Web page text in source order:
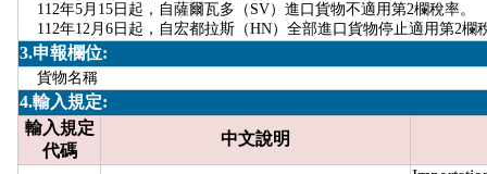
112年5月15日起，自薩爾瓦多（SV）進口貨物不適用第2欄稅率。
112年12月6日起，自宏都拉斯（HN）全部進口貨物停止適用第2欄
3.申報欄位:
貨物名稱
4.輸入規定:
輸入規定
代碼
中文說明